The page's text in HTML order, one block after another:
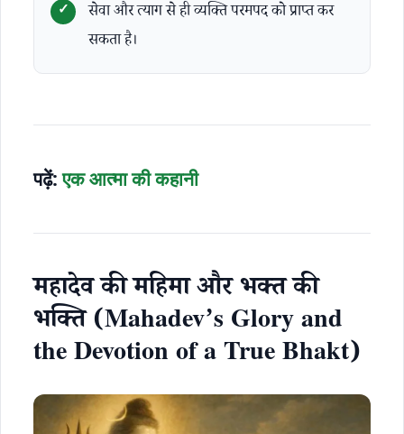
सेवा और त्याग से ही व्यक्ति परमपद को प्राप्त कर
सकता है।
पढ़ें:एक आत्मा की कहानी
महादेव की महिमा और भक्त की
भक्ति (Mahadev’s Glory and
the Devotion of a True Bhakt)